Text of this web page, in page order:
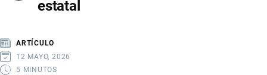
LA
DE
RUTA
estatal
ARTÍCULO
12 MAYO, 2026
5 MINUTOS